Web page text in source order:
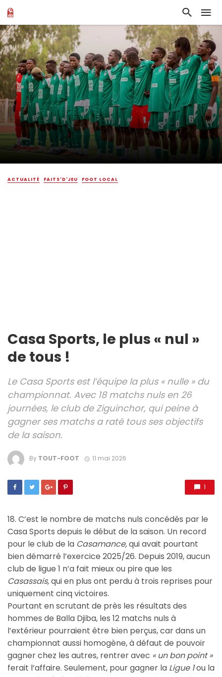
ACTUALITÉ FAITS'D'JEU FOOT LOCAL
Casa Sports, le plus « nul »
de tous !
Le Casa Sports est l’équipe la plus « nulle » du
championnat. Avec 18 matchs nuls en 26
journées, le club de Ziguinchor, qui peine à
gagner ses matchs a raté tous ses objectifs
de la saison.
By TOUT-FOOT 11 mai 2026
1
18. C’est le nombre de matchs nuls concédés par le
Casa Sports depuis le début de la saison. Un record
pour le club de la Casamance,qui avait pourtant
bien démarré l’exercice 2025/26. Depuis 2019, aucun
club de ligue 1 n’a fait mieux ou pire que les
Casassais,qui en plus ont perdu à trois reprises pour
uniquement cinq victoires.
Pourtant en scrutant de près les résultats des
hommes de Balla Djiba, les 12 matchs nuls à
l’extérieur pourraient être bien perçus, car dans un
championnat aussi homogène, à défaut de pouvoir
gagner chez les autres, rentrer avec « un bon point »
ferait l’affaire. Seulement, pour gagner la Ligue 1ou la